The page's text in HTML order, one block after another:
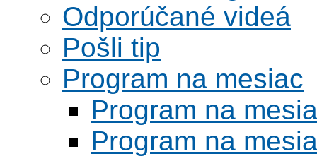
Odporúčané videá
Pošli tip
Program na mesiac
Program na
Program na